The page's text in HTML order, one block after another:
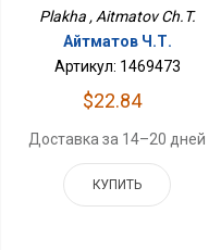
Plakha , Aitmatov Ch.T.
Айтматов Ч.Т.
Артикул: 1469473
$22.84
Доставка за 14–20 дней
КУПИТЬ